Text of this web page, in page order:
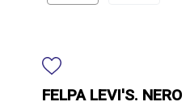
FELPA LEVI'S. NERO